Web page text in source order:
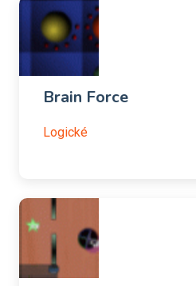
Brain Force
Logické